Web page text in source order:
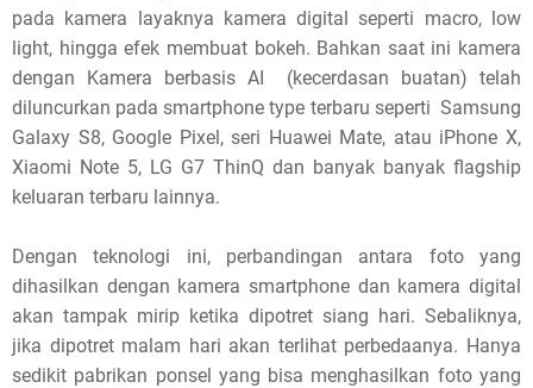
p
l
e
a
s
e
pada kamera layaknya kamera digital seperti macro, low
light, hingga efek membuat bokeh. Bahkan saat ini kamera
dengan Kamera berbasis AI (kecerdasan buatan) telah
diluncurkan pada smartphone type terbaru seperti Samsung
Galaxy S8, Google Pixel, seri Huawei Mate, atau iPhone X,
Xiaomi Note 5, LG G7 ThinQ dan banyak banyak flagship
keluaran terbaru lainnya.
Dengan teknologi ini, perbandingan antara foto yang
dihasilkan dengan kamera smartphone dan kamera digital
akan tampak mirip ketika dipotret siang hari. Sebaliknya,
jika dipotret malam hari akan terlihat perbedaanya. Hanya
sedikit pabrikan ponsel yang bisa menghasilkan foto yang